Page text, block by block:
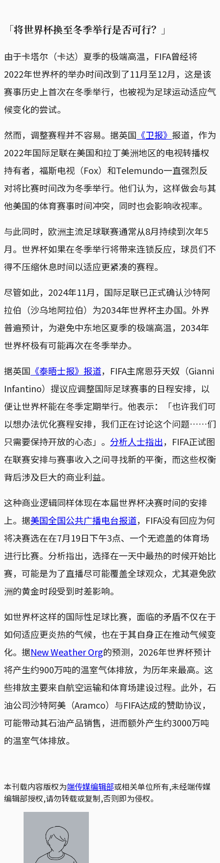
「将世界杯换至冬季举行是否可行？」
由于卡塔尔（卡达）夏季的极端高温，FIFA曾经将
2022年世界杯的举办时间改到了11月至12月，这是该
赛事历史上首次在冬季举行，也被视为足球运动适应气
候变化的尝试。
然而，调整赛程并不容易。据英国 《卫报》 报道，作为
2022年国际足联在美国和拉丁美洲地区的电视转播权
持有者，福斯电视（Fox）和Telemundo一直强烈反
对将比赛时间改为冬季举行。他们认为，这样做会与其
他美国的体育赛事时间冲突，同时也会影响收视率。
与此同时，欧洲主流足球联赛通常从8月持续到次年5
月。世界杯如果在冬季举行将带来连锁反应，球员们不
得不压缩休息时间以适应更紧凑的赛程。
尽管如此，2024年11月，国际足联已正式确认沙特阿
拉伯（沙乌地阿拉伯）为2034年世界杯主办国。外界
普遍预计，为避免中东地区夏季的极端高温，2034年
世界杯极有可能再次在冬季举办。
据英国 《泰晤士报》报道，FIFA主席恩芬天奴（Gianni
Infantino）提议应调整国际足球赛事的日程安排，以
便让世界杯能在冬季定期举行。他表示：「也许我们可
以想办法优化赛程安排，我们正在讨论这个问题……们
只需要保持开放的心态」。 分析人士指出，FIFA正试图
在联赛安排与赛事收入之间寻找新的平衡，而这些权衡
背后涉及巨大的商业利益。
这种商业逻辑同样体现在本届世界杯决赛时间的安排
上。据美国全国公共广播电台报道，FIFA没有回应为何
将决赛选在在7月19日下午3点、一个无遮盖的体育场
进行比赛。分析指出，选择在一天中最热的时候开始比
赛，可能是为了直播尽可能覆盖全球观众，尤其避免欧
洲的黄金时段受到时差影响。
如世界杯这样的国际性足球比赛，面临的矛盾不仅在于
如何适应更炎热的气候，也在于其自身正在推动气候变
化。据New Weather Org的预测，2026年世界杯预计
将产生约900万吨的温室气体排放，为历年来最高。这
些排放主要来自航空运输和体育场建设过程。此外，石
油公司沙特阿美（Aramco）与FIFA达成的赞助协议，
可能带动其石油产品销售，进而额外产生约3000万吨
的温室气体排放。
本刊载内容版权为端传媒编辑部或相关单位所有,未经端传媒
编辑部授权,请勿转载或复制,否则即为侵权。